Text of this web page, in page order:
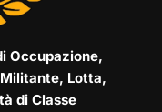
Occupazione,
Lotta,
di Classe